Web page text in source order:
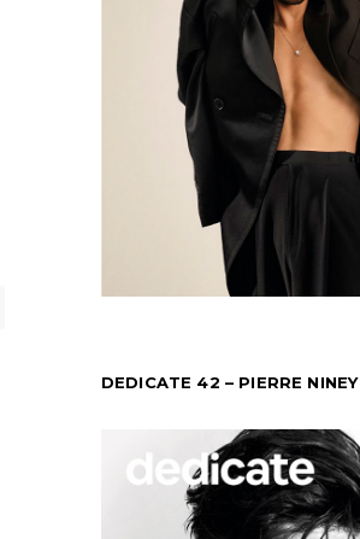
DEDICATE 42 – PIERRE NINEY